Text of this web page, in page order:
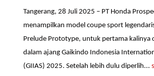
Tangerang, 28 Juli 2025 – PT Honda
menampilkan model coupe sport
Prelude Prototype, untuk pertama kalinya
dalam ajang Gaikindo Indonesia
(GIIAS) 2025. Setelah lebih dulu diperlih...